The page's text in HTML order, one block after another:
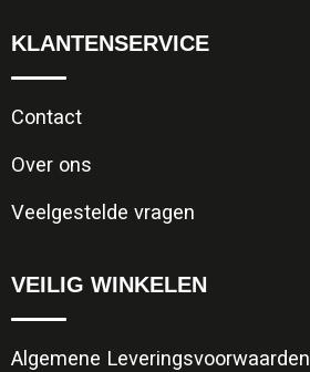
KLANTENSERVICE
Contact
Over ons
Veelgestelde vragen
VEILIG WINKELEN
Algemene Leveringsvoorwaarden